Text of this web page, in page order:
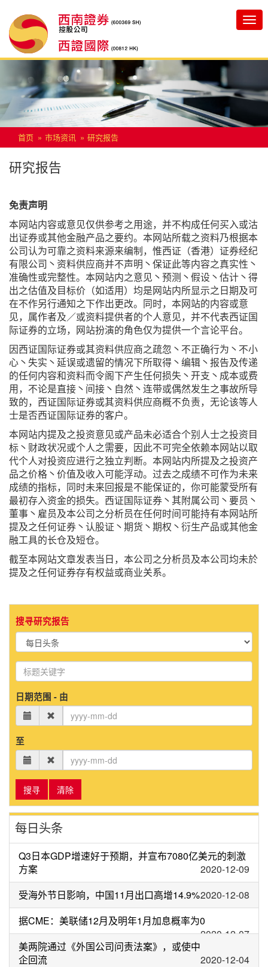
Toggle
首页 市场资讯 研究报告
研究报告
免责声明
本网站内容或意见仅供参考之用途，并不构成任何买入或沽
出证券或其他金融产品之要约。本网站所载之资料乃根据本
公司认为可靠之资料来源来编制，惟西证（香港）证券经纪
有限公司丶资料供应商并不声明丶保证此等内容之真实性丶
准确性或完整性。本网站内之意见丶预测丶假设丶估计丶得
出之估值及目标价（如适用）均是网站内所显示之日期及可
在不作另行通知之下作出更改。同时，本网站的内容或意
见，属作者及／或资料提供者的个人意见，并不代表西证国
际证券的立场，网站扮演的角色仅为提供一个言论平台。
因西证国际证券或其资料供应商之疏忽丶不正确行为丶不小
心丶失实丶延误或遗留的情况下所取得丶编辑丶报告及传递
的任何内容和资料而令阁下产生任何损失丶开支丶成本或费
用，不论是直接丶间接丶自然丶连带或偶然发生之事故所导
致的，西证国际证券或其资料供应商概不负责，无论该等人
士是否西证国际证券的客户。
本网站内提及之投资意见或产品未必适合个别人士之投资目
标丶财政状况或个人之需要，因此不可完全依赖本网站以取
代个人对投资应进行之独立判断。本网站内所提及之投资产
品之价格丶价值及收入可能浮动。过去之成绩不可作为未来
成绩的指标，同时未来回报是不能保证的，你可能蒙受所有
最初存入资金的损失。西证国际证券丶其附属公司丶要员丶
董事丶雇员及本公司之分析员在任何时间可能持有本网站所
提及之任何证券丶认股证丶期货丶期权丶衍生产品或其他金
融工具的长仓及短仓。
截至本网站文章发表当日，本公司之分析员及本公司均未於
提及之任何证券存有权益或商业关系。
搜寻研究报告
日期范围 - 由
至
搜寻 清除
每日头条
Q3日本GDP增速好于预期，并宣布7080亿美元的刺激
方案
2020-12-09
受海外节日影响，中国11月出口高增14.9%2020-12-08
据CME：美联储12月及明年1月加息概率为0
2020-12-07
美两院通过《外国公司问责法案》，或使中
企回流
2020-12-04